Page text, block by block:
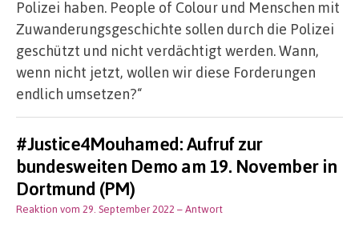
Polizei haben. People of Colour und Menschen mit
Zuwanderungsgeschichte sollen durch die Polizei
geschützt und nicht verdächtigt werden. Wann,
wenn nicht jetzt, wollen wir diese Forderungen
endlich umsetzen?“
#Justice4Mouhamed: Aufruf zur
bundesweiten Demo am 19. November in
Dortmund (PM)
Reaktion vom 29. September 2022 – Antwort